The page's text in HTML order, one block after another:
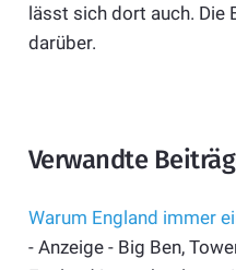
lässt sich dort auch. Die
darüber.
Verwandte
Warum England immer
- Anzeige - Big Ben,